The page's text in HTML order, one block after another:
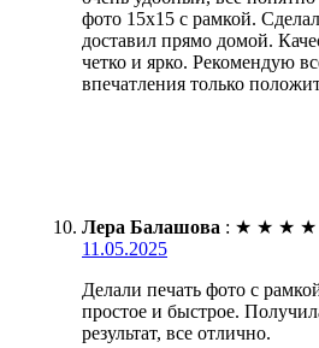
фото 15х15 с рамкой.
доставил прямо домой.
четко и ярко. Рекомендую
впечатления только
Лера Балашова : ★ ★ ★ ★
11.05.2025
Делали печать фото с
простое и быстрое.
результат, все отлично.